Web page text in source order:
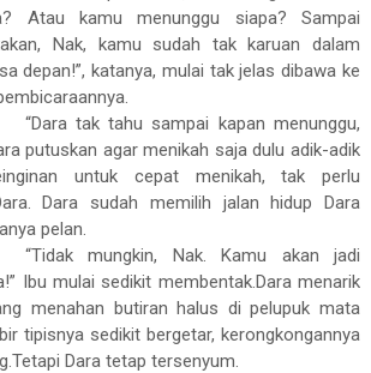
Atau kamu menunggu siapa? Sampai
Nak, kamu sudah tak karuan dalam
depan!”, katanya, mulai tak jelas dibawa ke
“Dara tak tahu sampai kapan menunggu,
putuskan agar menikah saja dulu adik-adik
untuk cepat menikah, tak perlu
Dara sudah memilih jalan hidup Dara
pelan.
“Tidak mungkin, Nak. Kamu akan jadi
Ibu mulai sedikit membentak.Dara menarik
menahan butiran halus di pelupuk mata
tipisnya sedikit bergetar, kerongkongannya
Dara tetap tersenyum.